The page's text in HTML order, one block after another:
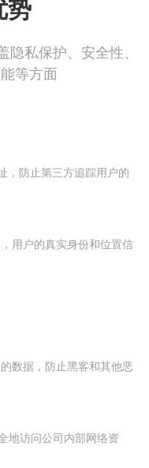
势
私保护、安全性、
等方面
，防止第三方追踪用户的
用户的真实身份和位置信
数据，防止黑客和其他恶
地访问公司内部网络资